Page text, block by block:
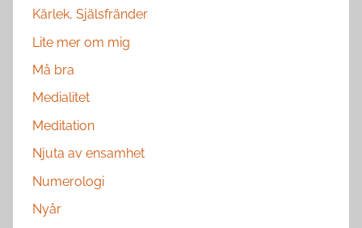
Kärlek, Själsfränder
Lite mer om mig
Må bra
Medialitet
Meditation
Njuta av ensamhet
Numerologi
Nyår